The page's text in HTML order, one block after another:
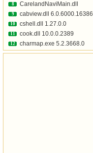
8 CarelandNaviMain.dll
9 cabview.dll 6.0.6000.16386
10 cshell.dll 1.27.0.0
11 cook.dll 10.0.0.2389
12 charmap.exe 5.2.3668.0